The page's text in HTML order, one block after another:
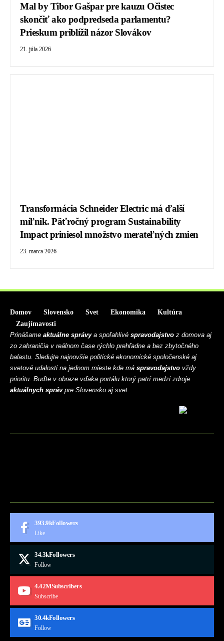
Mal by Tibor Gašpar pre kauzu Očistec
skončiť ako podpredseda parlamentu?
Prieskum priblížil názor Slovákov
21. júla 2026
Transformácia Schneider Electric má ďalší
míľnik. Päťročný program Sustainability
Impact priniesol množstvo merateľných zmien
23. marca 2026
Domov Slovensko Svet Ekonomika
Kultúra
Zaujímavosti
Prinášame aktuálne správya spoľahlivé spravodajstvo z domova aj
zo zahraničia v reálnom čase rýchlo prehľadne a bez zbytočného
balastu. Sledujte najnovšie politické ekonomické spoločenské aj
svetové udalosti na jednom mieste kde má spravodajstvo vždy
prioritu. Buďte v obraze vďaka portálu ktorý patrí medzi zdroje
aktuálnych správpre Slovensko aj svet.
393.9kFollowers
Like
34.3kFollowers
Follow
4.42MSubscribers
Subscribe
30.4kFollowers
Follow